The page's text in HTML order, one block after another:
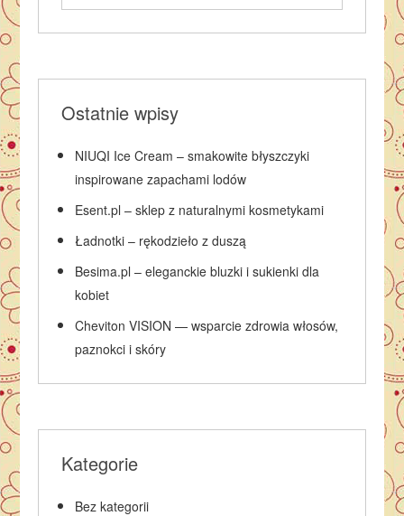
Ostatnie wpisy
NIUQI Ice Cream – smakowite błyszczyki
inspirowane zapachami lodów
Esent.pl – sklep z naturalnymi kosmetykami
Ładnotki – rękodzieło z duszą
Besima.pl – eleganckie bluzki i sukienki dla
kobiet
Cheviton VISION — wsparcie zdrowia włosów,
paznokci i skóry
Kategorie
Bez kategorii